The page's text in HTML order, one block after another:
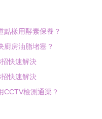
點樣用酵素保養？
廚房油脂堵塞？
快速解決
快速解決
CCTV檢測通渠？